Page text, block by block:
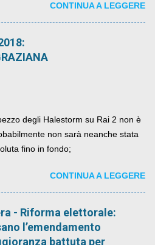
esorbitante di mesi, non ci sarà
volta Piazza XX Settembre ,
CONTINUA A LEGGERE
degli Halestorm su Rai 2 non è
non sarà neanche stata
fino in fondo;
CONTINUA A LEGGERE
- Riforma elettorale:
l’emendamento
battuta per